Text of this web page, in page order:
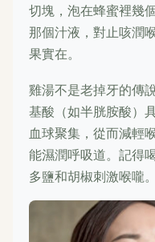
切塊，泡在蜂蜜裡幾
那個汁液，對止咳潤
果實在。
雞湯不是老掉牙的傳
基酸（如半胱胺酸）
血球聚集，從而減輕
能濕潤呼吸道。記得
多鹽和胡椒刺激喉嚨。